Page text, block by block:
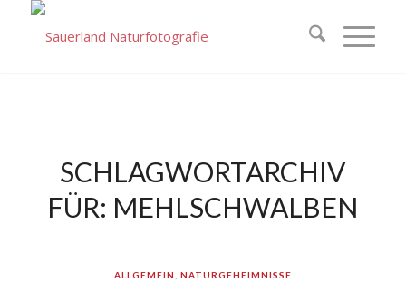
SCHLAGWORTARCHIV
FÜR: MEHLSCHWALBEN
ALLGEMEIN NATURGEHEIMNISSE